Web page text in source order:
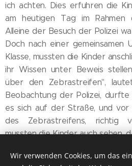
ich achten. Dies erfuhren die
am heutigen Tag im Rahmen
Alleine der Besuch der Polizei
Doch nach einer gemeinsamen
Klasse, mussten die Kinder
ihr Wissen unter Beweis
über den Zebrastreifen",
Beobachtung der Polizei, durfte
es sich auf der Straße, und vor
des Zebrastreifens, richtig
mussten die Kinder auch sehen,
beim Zebrastreifen stehen
Kids sehr behutsam und
Wir verwenden Cookies, um das